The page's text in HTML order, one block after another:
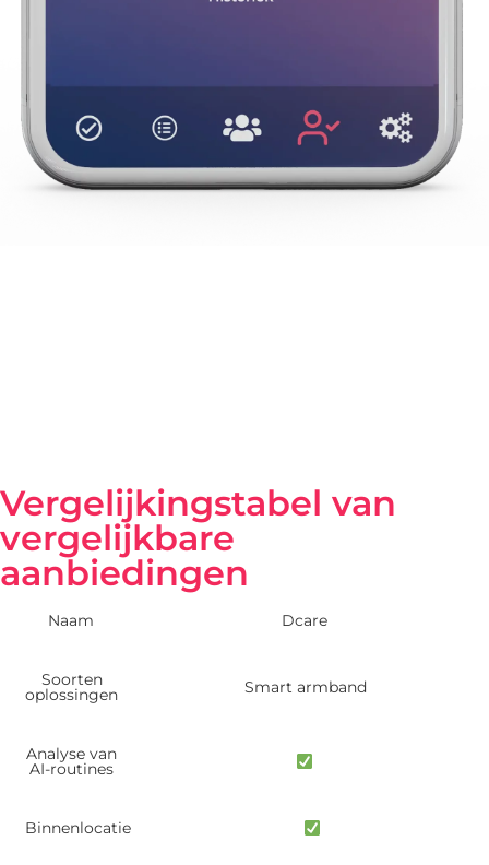
Vergelijkingstabel van
vergelijkbare
aanbiedingen
Naam Dcare
Soorten
oplossingen Smart armband
Analyse van
AI-routines
Binnenlocatie